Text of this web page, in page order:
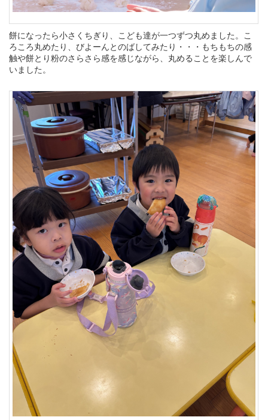
餅になったら小さくちぎり、こども達が一つずつ丸めました。こ
ろころ丸めたり、びよーんとのばしてみたり・・・もちもちの感
触や餅とり粉のさらさら感を感じながら、丸めることを楽しんで
いました。